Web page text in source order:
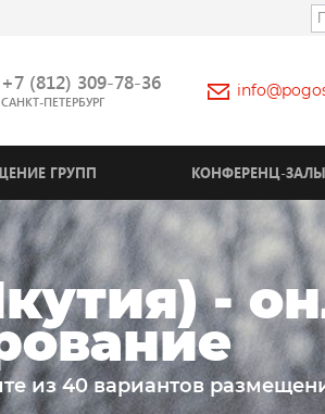
+7 (812) 309-78-36
САНКТ-ПЕТЕРБУРГ
ГРУПП КОНФЕРЕНЦ-ЗАЛЫ
-
из 40 вариантов